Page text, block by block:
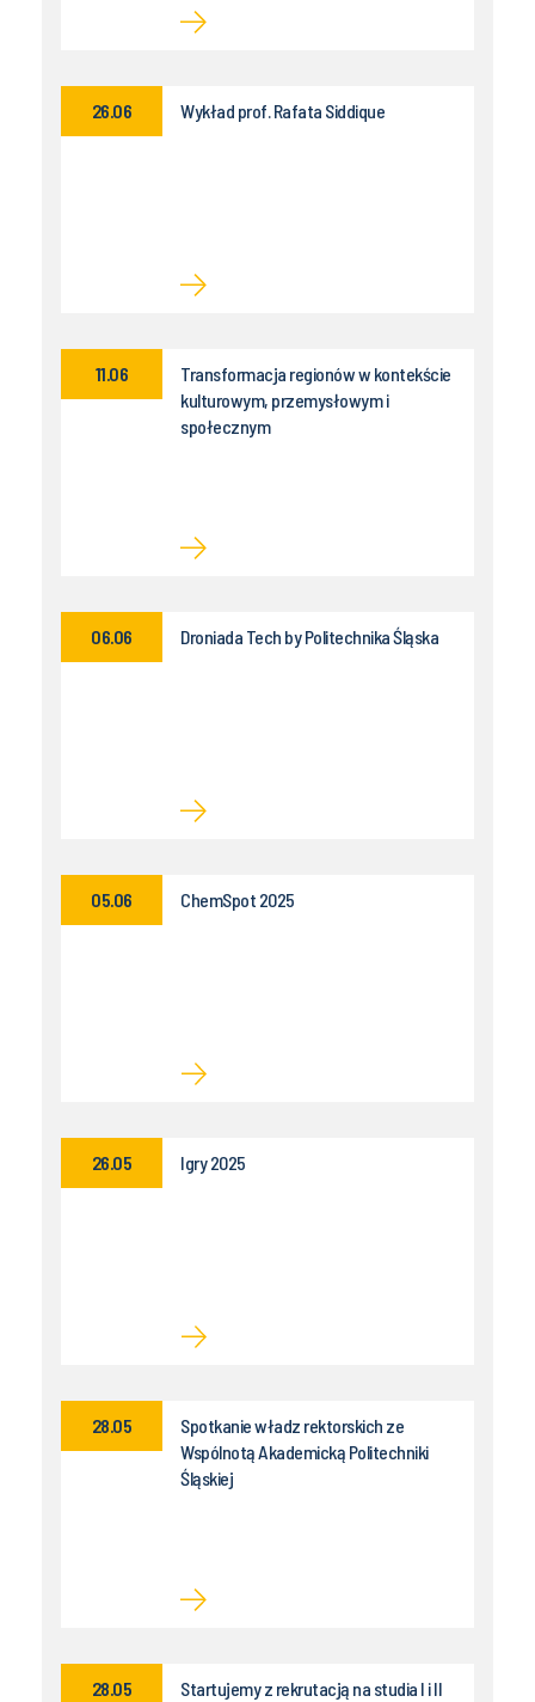
Wykład prof. Rafata Siddique
26.06
Transformacja regionów w kontekście
kulturowym, przemysłowym i
społecznym
11.06
Droniada Tech by Politechnika Śląska
06.06
ChemSpot 2025
05.06
Igry 2025
26.05
Spotkanie władz rektorskich ze
Wspólnotą Akademicką Politechniki
Śląskiej
28.05
Startujemy z rekrutacją na studia I i II
28.05